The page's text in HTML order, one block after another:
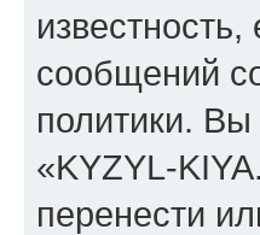
сообщений
политики.
«KYZYL-
перенести